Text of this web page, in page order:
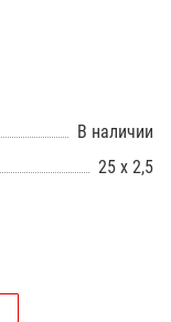
В наличии
25 x 2,5